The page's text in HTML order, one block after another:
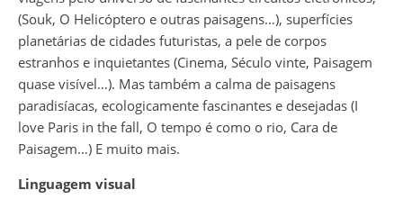
(Souk, O Helicóptero e outras paisagens…), superfícies
planetárias de cidades futuristas, a pele de corpos
estranhos e inquietantes (Cinema, Século vinte, Paisagem
quase visível…). Mas também a calma de paisagens
paradisíacas, ecologicamente fascinantes e desejadas (I
love Paris in the fall, O tempo é como o rio, Cara de
Paisagem…) E muito mais.
Linguagem visual